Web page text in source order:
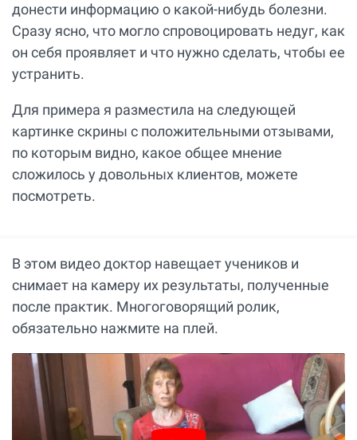
донести информацию о какой-нибудь болезни.
Сразу ясно, что могло спровоцировать недуг, как
он себя проявляет и что нужно сделать, чтобы ее
устранить.
Для примера я разместила на следующей
картинке скрины с положительными отзывами,
по которым видно, какое общее мнение
сложилось у довольных клиентов, можете
посмотреть.
В этом видео доктор навещает учеников и
снимает на камеру их результаты, полученные
после практик. Многоговорящий ролик,
обязательно нажмите на плей.